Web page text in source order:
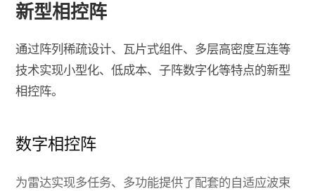
新型相控阵
通过阵列稀疏设计、瓦片式组件、多层高密度互连等
技术实现小型化、低成本、子阵数字化等特点的新型
相控阵。
数字相控阵
为雷达实现多任务、多功能提供了配套的自适应波束